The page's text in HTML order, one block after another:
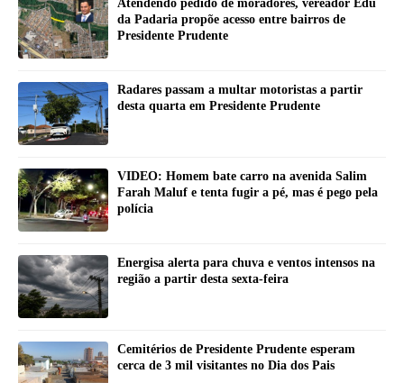
Atendendo pedido de moradores, vereador Edu
da Padaria propõe acesso entre bairros de
Presidente Prudente
Radares passam a multar motoristas a partir
desta quarta em Presidente Prudente
VIDEO: Homem bate carro na avenida Salim
Farah Maluf e tenta fugir a pé, mas é pego pela
polícia
Energisa alerta para chuva e ventos intensos na
região a partir desta sexta-feira
Cemitérios de Presidente Prudente esperam
cerca de 3 mil visitantes no Dia dos Pais